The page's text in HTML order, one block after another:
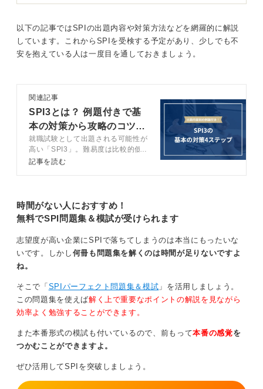
出版社は毎年、受験者の声を反映して解説を改善したり
模試形式を充実させたりしているため、学習効率の面で
と、ひょっとすると出題パターンや英語・構造把握の扱
いが微妙に変わっている可能性があったり、時間配分が
最新のテストセンター方式に即していない場合があった
りします。
新しさだけで決めないず実践的な対策ができるか見
問題集を選ぶ際は発行年だけでなく、模試形式の有無、
解説の分かりやすさ、分野の網羅性（言語・非言語・英
ェックすることも重要です。
古い本でも直近2年以内なら基礎対策には十分といえます
0
以下の記事ではSPIの出題内容や対策方法などを網羅的に解説
しています。これからSPIを受検する予定があり、少しでも不
安を抱えている人は一度目を通しておきましょう。
関連記事
SPI3とは？ 例題付きで基
本の対策から攻略のコツま
で完全網羅
就職試験として出題される可能性が
高い「SPI3」。難易度は比較的低
いですが、油断は禁物です。この記
記事を読む
時間がない人におすすめ！
無料でSPI問題集＆模試が受けられます
志望度が高い企業にSPIで落ちてしまうのは本当にもったいな
いです。しかし 何冊も問題集を解くのは時間が足りないですよ
ね。
そこで「 SPIパーフェクト問題集＆模試 」を活用しましょう。
この問題集を使えば解く上で重要なポイントの解説を見ながら
効率よく勉強することができます。
また本番形式の模試も付いているので、前もって本番の感覚を
つかむことができますよ。
ぜひ活用してSPIを突破しましょう。